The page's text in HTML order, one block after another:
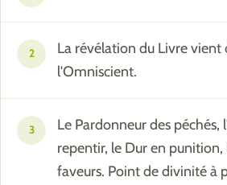
2
La révélation du Livre vient
l'Omniscient.
3
Le Pardonneur des péchés,
repentir, le Dur en
faveurs. Point de divinité à